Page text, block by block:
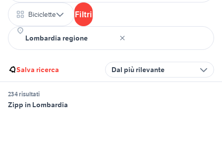
Biciclette Filtri
Salva ricerca Dal più rilevante
234 risultati
Zipp in Lombardia